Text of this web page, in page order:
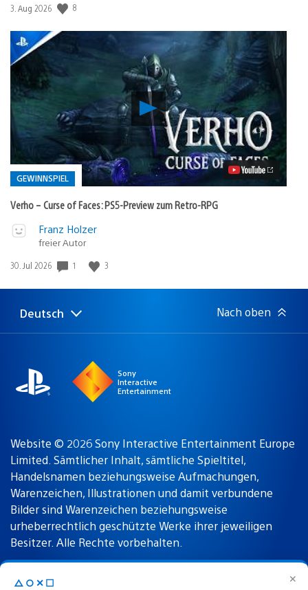
✕
△○✕☐
Veröffentlichungsdatum:
3. Aug 2026 8
Verho
–
Curse
of
Faces:
PS5-
Preview
zum
Retro-
GEWINNSPIEL
Verho – Curse of Faces: PS5-Preview zum Retro-RPG
Veröffentlicht
Gewinnspiel
Franz Holzer
freier Autor
Veröffentlichungsdatum:
30. Jul 2026 1 3
Select
Aktuelle
Deutsch Nach oben
Sony
Interactive
Entertainment
Website © 2026 Sony Interactive Entertainment Europe
Limited. Sämtlicher Inhalt, sämtliche Spieltitel,
Handelsnamen beziehungsweise Aufmachungen,
Warenzeichen, Illustrationen und damit verbundene
Bilder sind Warenzeichen beziehungsweise
urheberrechtlich geschützte Werke ihrer jeweiligen
Besitzer. Alle Rechte vorbehalten.